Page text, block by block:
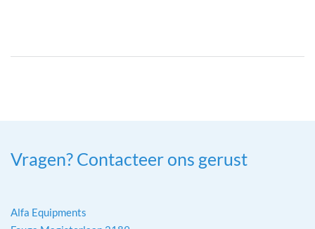
Vragen? Contacteer ons gerust
Alfa Equipments